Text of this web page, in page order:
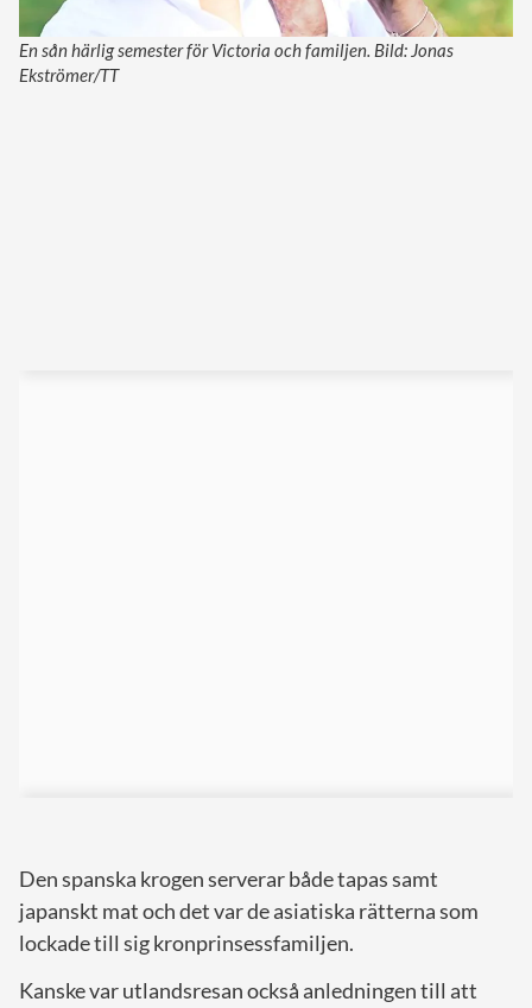
En sån härlig semester för Victoria och familjen. Bild: Jonas
Ekströmer/TT
Den spanska krogen serverar både tapas samt
japanskt mat och det var de asiatiska rätterna som
lockade till sig kronprinsessfamiljen.
Kanske var utlandsresan också anledningen till att